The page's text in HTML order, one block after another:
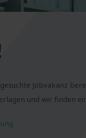
Jobvakanz
und wir finden